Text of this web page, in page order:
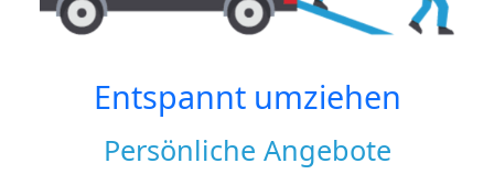
Entspannt umziehen
Persönliche Angebote